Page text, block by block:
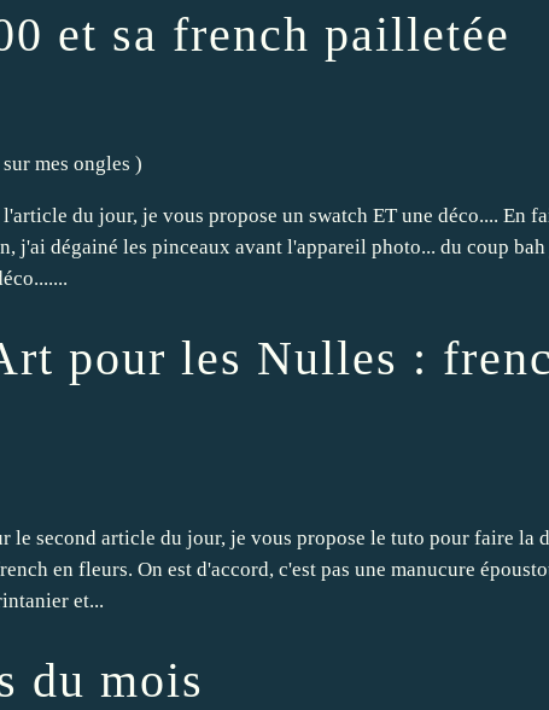
et sa french pailletée
mes ongles )
du jour, je vous propose un swatch ET une déco.... En
j'ai dégainé les pinceaux avant l'appareil photo... du coup bah
pour les Nulles :
le second article du jour, je vous propose le tuto pour faire la
en fleurs. On est d'accord, c'est pas une manucure
et...
du mois